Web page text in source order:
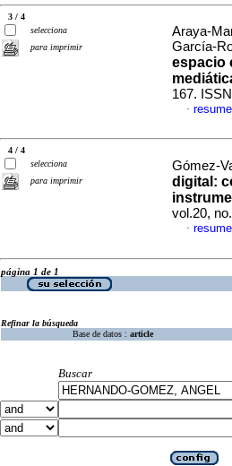
3 / 4
selecciona
para imprimir
Araya-
García-
espacio
167.
·
4 / 4
selecciona
para imprimir
Gómez-
digital:
vol.20,
·
página 1 de 1
Refinar la búsqueda
Base de datos : article
Buscar